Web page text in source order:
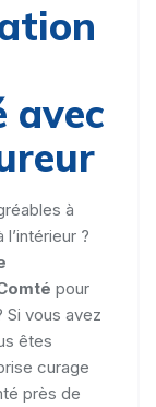
avec
à
?
pour
vous avez
êtes
curage
près de